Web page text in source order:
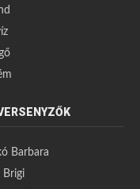
Barbara
Brigi